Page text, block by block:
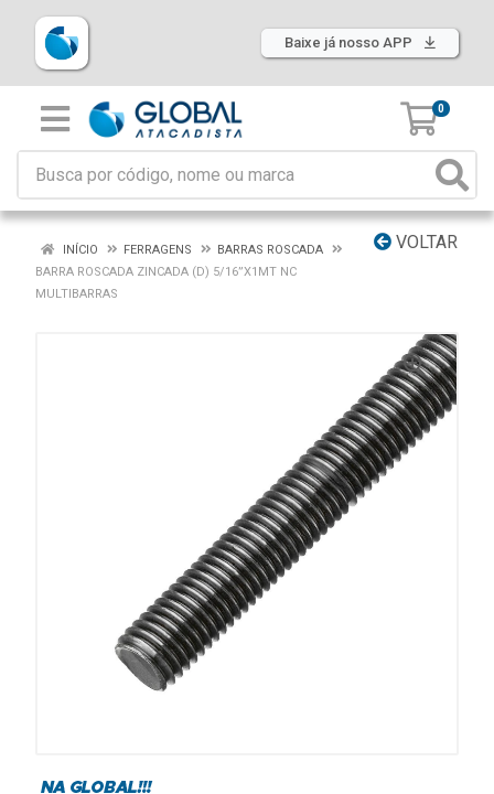
Baixe já nosso APP
0
VOLTAR
INÍCIO FERRAGENS
BARRAS ROSCADA
BARRA ROSCADA ZINCADA (D) 5/16”X1MT NC
MULTIBARRAS